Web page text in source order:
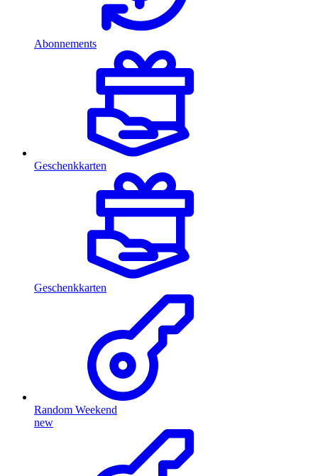
Abonnements
Geschenkkarten
Geschenkkarten
Random Weekend
new